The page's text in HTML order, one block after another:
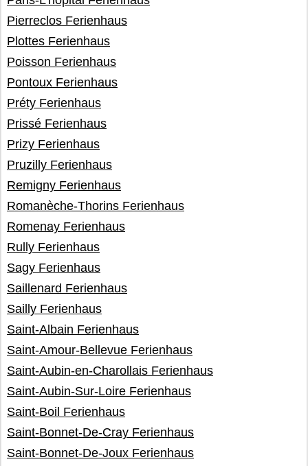
Pierreclos Ferienhaus
Plottes Ferienhaus
Poisson Ferienhaus
Pontoux Ferienhaus
Préty Ferienhaus
Prissé Ferienhaus
Prizy Ferienhaus
Pruzilly Ferienhaus
Remigny Ferienhaus
Romanèche-Thorins Ferienhaus
Romenay Ferienhaus
Rully Ferienhaus
Sagy Ferienhaus
Saillenard Ferienhaus
Sailly Ferienhaus
Saint-Albain Ferienhaus
Saint-Amour-Bellevue Ferienhaus
Saint-Aubin-en-Charollais Ferienhaus
Saint-Aubin-Sur-Loire Ferienhaus
Saint-Boil Ferienhaus
Saint-Bonnet-De-Cray Ferienhaus
Saint-Bonnet-De-Joux Ferienhaus